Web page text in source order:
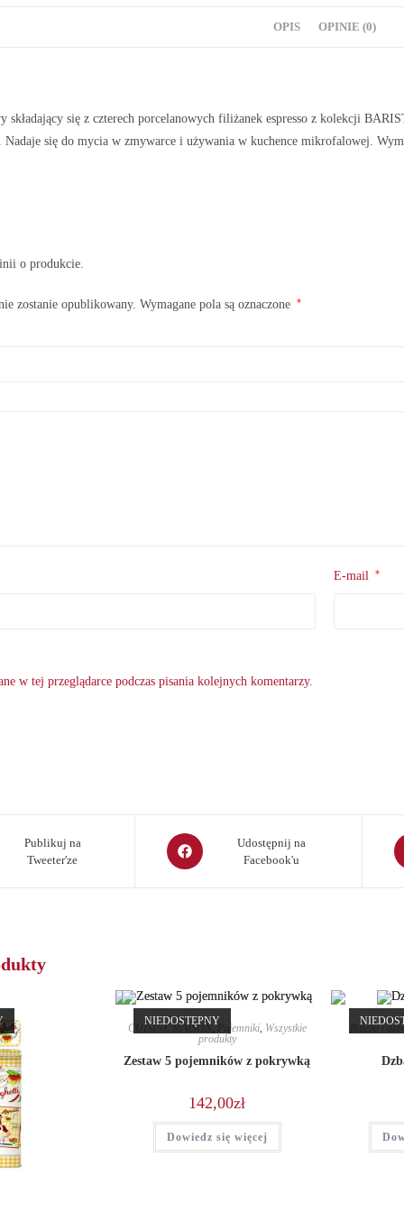
OPIS OPINIE (0)
składający się z czterech porcelanowych filiżanek espresso z kolekcji
Nadaje się do mycia w zmywarce i używania w kuchence mikrofalowej.
o produkcie.
zostanie opublikowany. Wymagane pola są oznaczone *
E-mail *
w tej przeglądarce podczas pisania kolejnych komentarzy.
Publikuj na
Tweeter'ze
Opens
in
Udostępnij na
Facebook'u
in
NIEDOSTĘPNY
CUISINE MAISON,Pojemniki, Wszystkie
produkty
Zestaw 5 pojemników z pokrywką
142,00zł
Dowiedz się więcej
Butelki i